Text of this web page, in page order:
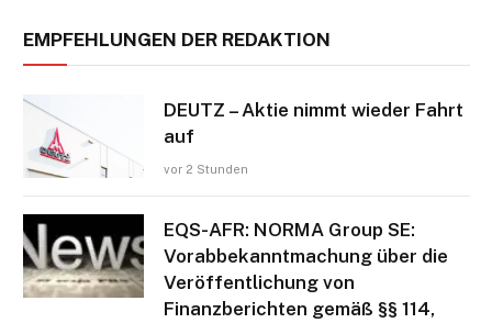
EMPFEHLUNGEN DER REDAKTION
DEUTZ – Aktie nimmt wieder Fahrt
auf
vor 2 Stunden
EQS-AFR: NORMA Group SE:
Vorabbekanntmachung über die
Veröffentlichung von
Finanzberichten gemäß §§ 114,